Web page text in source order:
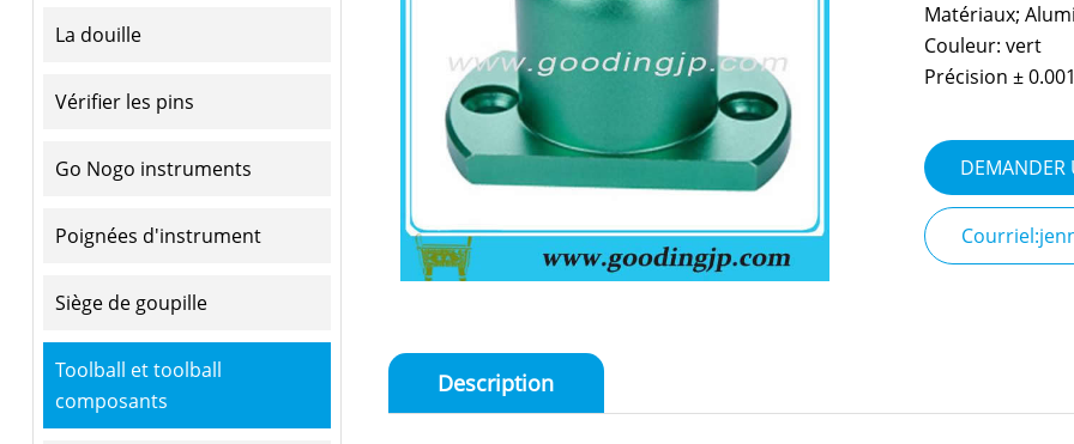
La douille
Vérifier les pins
Go Nogo instruments
Poignées d'instrument
Siège de goupille
Toolball et toolball
composants
Matériaux;
Couleur: vert
Précision ±
DEMANDER
Description